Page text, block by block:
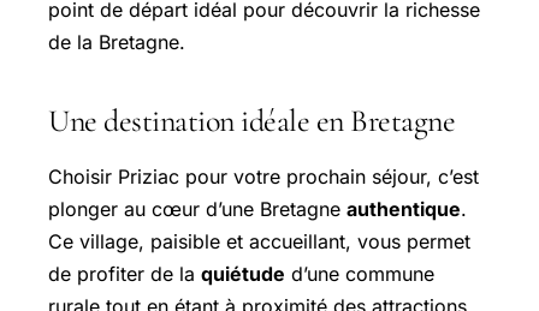
point de départ idéal pour découvrir la richesse
de la Bretagne.
Une destination idéale en Bretagne
Choisir Priziac pour votre prochain séjour, c’est
plonger au cœur d’une Bretagne authentique.
Ce village, paisible et accueillant, vous permet
de profiter de la quiétude d’une commune
rurale tout en étant à proximité des attractions